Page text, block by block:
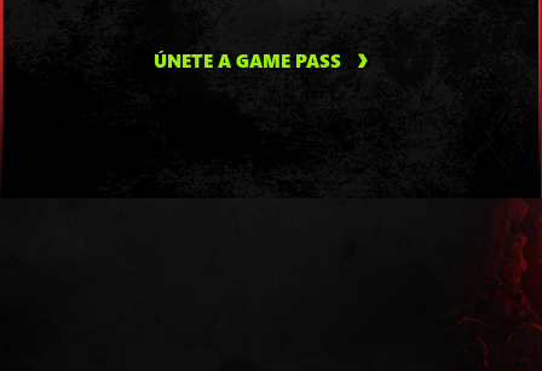
ÚNETE A GAME PASS